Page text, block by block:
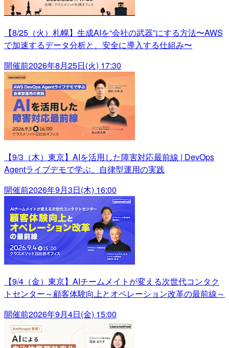
【8/25（火）札幌】生成AIを“会社の武器”にする方法〜AWS
で加速するデータ分析と、安全に導入する仕組み〜
開催前2026年8月25日(火) 17:30
【9/3（木）東京】AIを活用した障害対応最前線 | DevOps
Agentライブデモで学ぶ、自律型運用の実践
開催前2026年9月3日(木) 16:00
【9/4（金）東京】AIチームメイトが変える次世代コンタク
トセンター～顧客体験向上とオペレーション改革の最前線～
開催前2026年9月4日(金) 15:00